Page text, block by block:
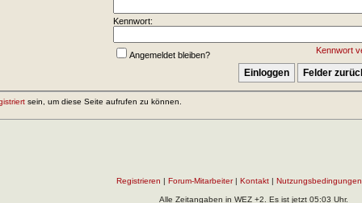
Kennwort:
Kennwort
Angemeldet bleiben?
sein, um diese Seite aufrufen zu können.
Registrieren Forum-Mitarbeiter| Kontakt Nutzungsbedingungen
Alle Zeitangaben in WEZ +2. Es ist jetzt 05:03 Uhr.